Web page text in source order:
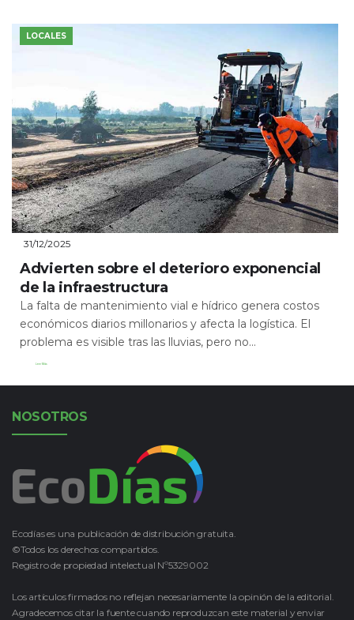
LOCALES
31/12/2025
Advierten sobre el deterioro exponencial
de la infraestructura
La falta de mantenimiento vial e hídrico genera costos
económicos diarios millonarios y afecta la logística. El
problema es visible tras las lluvias, pero no...
Leer Más
NOSOTROS
Ecodías es una publicación de distribución gratuita.
©Todos los derechos compartidos.
Registro de propiedad intelectual Nº5329002
Los artículos firmados no reflejan necesariamente la opinión de la editorial.
Agradecemos citar la fuente cuando reproduzcan este material y enviar